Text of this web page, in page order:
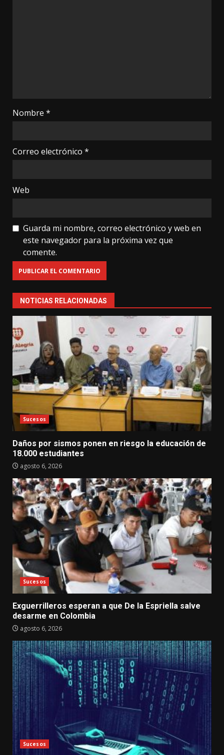
Nombre *
Correo electrónico *
Web
Guarda mi nombre, correo electrónico y web en
este navegador para la próxima vez que
comente.
NOTICIAS RELACIONADAS
Sucesos
Daños por sismos ponen en riesgo la educación de
18.000 estudiantes
agosto 6, 2026
Sucesos
Exguerrilleros esperan a que De la Espriella salve
desarme en Colombia
agosto 6, 2026
Sucesos